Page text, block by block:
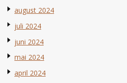
august 2024
juli 2024
juni 2024
mai 2024
april 2024